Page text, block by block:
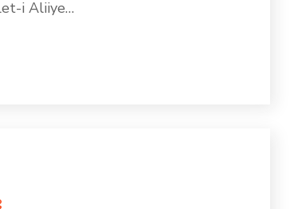
i Aliiye…